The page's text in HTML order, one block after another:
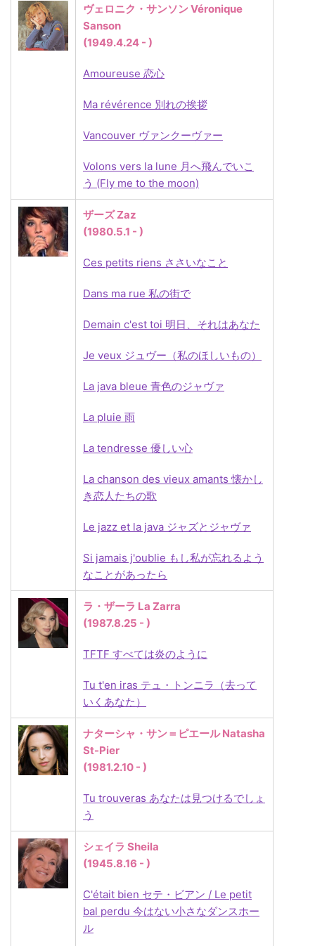
ヴェロニク・サンソン Véronique
Sanson
(1949.4.24 - )
Amoureuse 恋心
Ma révérence 別れの挨拶
Vancouver ヴァンクーヴァー
Volons vers la lune 月へ飛んでいこ
う (Fly me to the moon)
ザーズ Zaz
(1980.5.1 - )
Ces petits riens ささいなこと
Dans ma rue 私の街で
Demain c'est toi 明日、それはあなた
Je veux ジュヴー（私のほしいもの）
La java bleue 青色のジャヴァ
La pluie 雨
La tendresse 優しい心
La chanson des vieux amants 懐かし
き恋人たちの歌
Le jazz et la java ジャズとジャヴァ
Si jamais j'oublie もし私が忘れるよう
なことがあったら
ラ・ザーラ La Zarra
(1987.8.25 - )
TFTF すべては炎のように
Tu t'en iras テュ・トンニラ（去って
いくあなた）
ナターシャ・サン＝ピエール Natasha
St-Pier
(1981.2.10 - )
Tu trouveras あなたは見つけるでしょ
う
シェイラ Sheila
(1945.8.16 - )
C'était bien セテ・ビアン / Le petit
bal perdu 今はない小さなダンスホー
ル